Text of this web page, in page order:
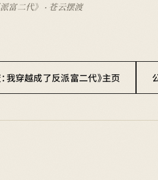
富二代》 · 苍云摆渡
我穿越成了反派富二代》主页